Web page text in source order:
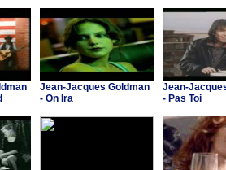
Jean-Jacques Goldman
- On Ira
Jean-
- Pas Toi